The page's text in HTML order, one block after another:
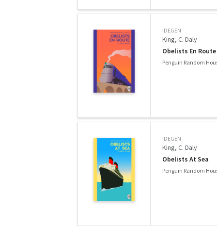
IDEGEN
King, C. Daly
Obelists En Route
Penguin Random
IDEGEN
King, C. Daly
Obelists At Sea
Penguin Random